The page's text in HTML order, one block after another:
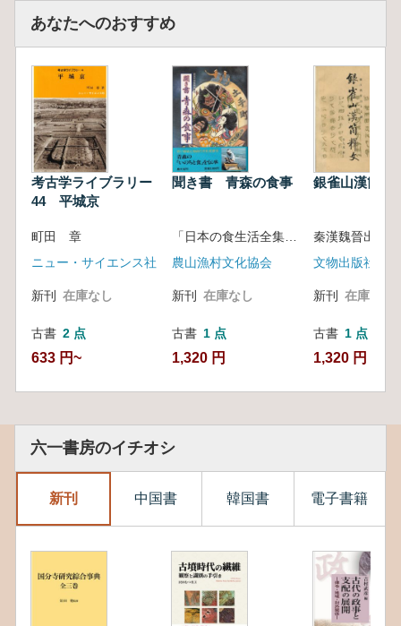
あなたへのおすすめ
考古学ライブラリー
44 平城京
町田 章
ニュー・サイエンス社
新刊 在庫なし
古書 2 点
633 円~
聞き書 青森の食事
農山漁村文化協会
新刊 在庫なし
古書 1 点
1,320 円
銀雀山漢簡釈
秦漢魏晉出土
文物出版社
新刊 在庫なし
古書 1 点
1,320 円
六一書房のイチオシ
新刊 中国書 韓国書 電子書籍